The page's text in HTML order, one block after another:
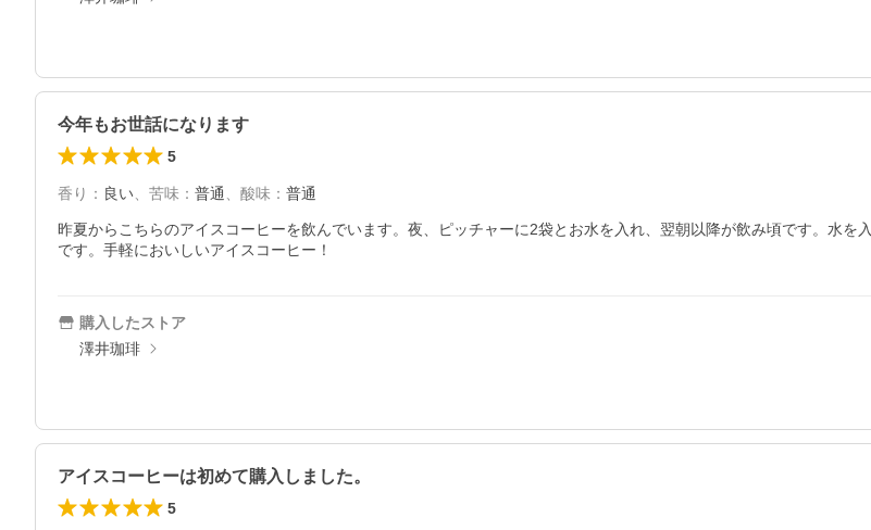
今年もお世話になります
5
香り ： 良い、 苦味 ： 普通 、 酸味 ： 普通
昨夏からこちらのアイスコーヒーを飲んでいます。夜、ピッチャーに2袋とお水を入れ、翌朝以降が飲み頃です。水
です。手軽においしいアイスコーヒー！
購入したストア
澤井珈琲
アイスコーヒーは初めて購入しました。
5